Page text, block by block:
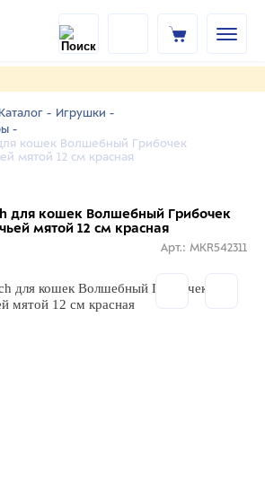
Каталог - Игрушки -
-
кошек Волшебный Грибочек
мятой 12 см красная
для кошек Волшебный Грибочек
мятой 12 см красная
Арт.: MKR542311